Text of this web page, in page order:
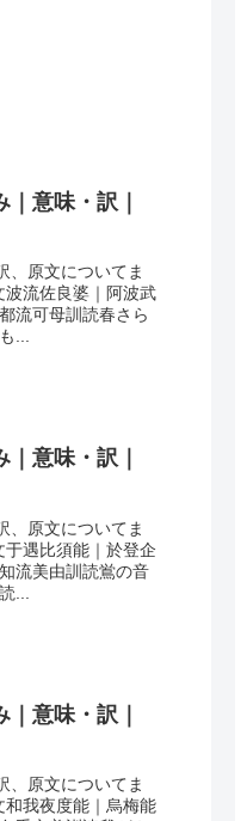
意味・訳｜
、原文についてま
流佐良婆｜阿波武
流可母訓読春さら
...
意味・訳｜
、原文についてま
遇比須能｜於登企
流美由訓読鴬の音
...
意味・訳｜
、原文についてま
我夜度能｜烏梅能